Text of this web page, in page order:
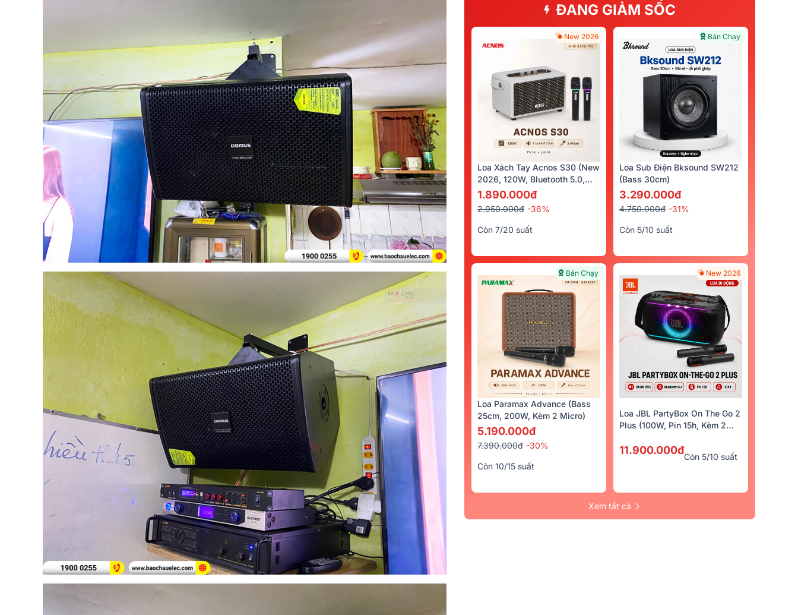
ĐANG GIẢM SỐC
New 2026
Loa Xách Tay Acnos S30 (New
2026, 120W, Bluetooth 5.0,
Kèm 2 Tay Micro)
1.890.000đ
2.950.000đ -36%
Còn 7/20 suất
Bán Chạy
Loa Sub Điện Bksound SW212
(bass 30cm)
3.290.000đ
4.750.000đ -31%
Còn 5/10 suất
Bán Chạy
Loa Paramax Advance (Bass
25cm, 200W, Kèm 2 Micro)
5.190.000đ
7.390.000đ -30%
Còn 10/15 suất
New 2026
Loa JBL PartyBox On The Go 2
Plus (100W, Pin 15h, Kèm 2
11.900.000đ
Còn 5/10 suất
Xem tất cả